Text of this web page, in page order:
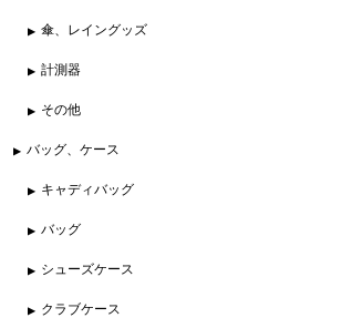
傘、レイングッズ
計測器
その他
バッグ、ケース
キャディバッグ
バッグ
シューズケース
クラブケース